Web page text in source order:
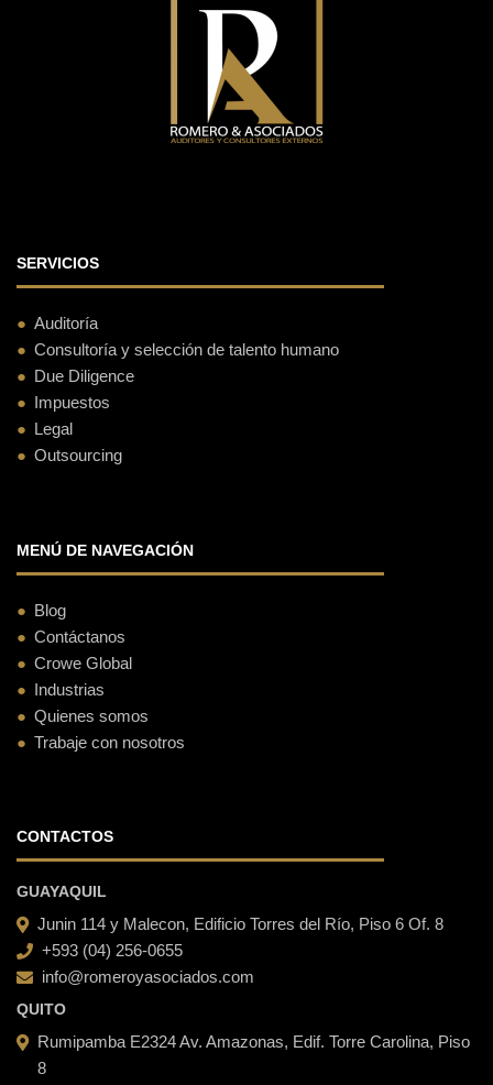
SERVICIOS
Auditoría
Consultoría y selección de talento humano
Due Diligence
Impuestos
Legal
Outsourcing
MENÚ DE NAVEGACIÓN
Blog
Contáctanos
Crowe Global
Industrias
Quienes somos
Trabaje con nosotros
CONTACTOS
GUAYAQUIL
Junin 114 y Malecon, Edificio Torres del Río, Piso 6 Of. 8
+593 (04) 256-0655
info@romeroyasociados.com
QUITO
Rumipamba E2324 Av. Amazonas, Edif. Torre Carolina, Piso
8